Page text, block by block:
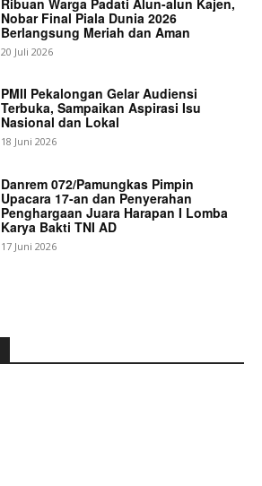
Nobar Final Piala Dunia 2026
Berlangsung Meriah dan Aman
20 Juli 2026
PMII Pekalongan Gelar Audiensi
Terbuka, Sampaikan Aspirasi Isu
Nasional dan Lokal
18 Juni 2026
Danrem 072/Pamungkas Pimpin
Upacara 17-an dan Penyerahan
Penghargaan Juara Harapan I Lomba
Karya Bakti TNI AD
17 Juni 2026